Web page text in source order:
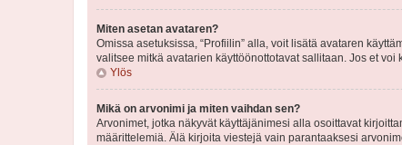
Miten asetan avataren?
Omissa asetuksissa, “Profiilin” alla, voit lisätä avataren
valitsee mitkä avatarien käyttöönottotavat sallitaan. Jos et
Ylös
Mikä on arvonimi ja miten vaihdan sen?
Arvonimet, jotka näkyvät käyttäjänimesi alla osoittavat
määrittelemiä. Älä kirjoita viestejä vain parantaaksesi